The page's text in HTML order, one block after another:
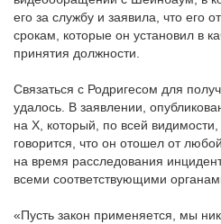
его за службу и заявила, что его
срокам, которые он установил в
принятия должности.
Связаться с Родригесом для
удалось. В заявлении,
на X, который, по всей
говорится, что он отошел от
на время расследования
всеми соответствующими
«Пусть закон применяется, мы